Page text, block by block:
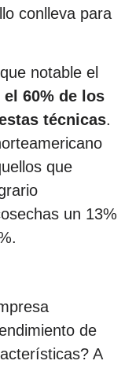
conlleva para
notable el
el 60% de los
técnicas.
que
un 13%
de
A